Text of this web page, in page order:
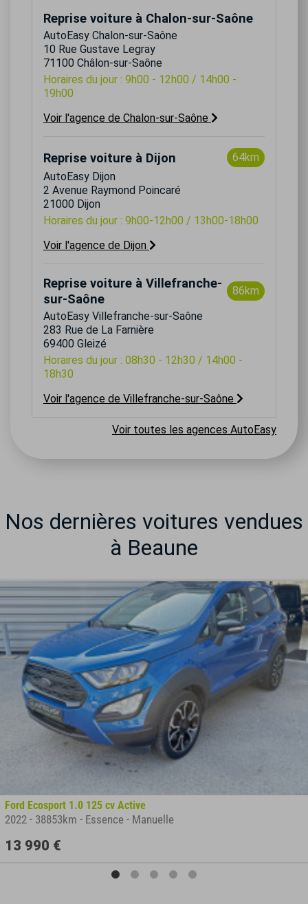
Reprise voiture à Chalon-sur-Saône
AutoEasy Chalon-sur-Saône
10 Rue Gustave Legray
71100 Châlon-sur-Saône
Horaires du jour : 9h00 - 12h00 / 14h00 -
19h00
Voir l'agence de Chalon-sur-Saône
Reprise voiture à Dijon
64km
AutoEasy Dijon
2 Avenue Raymond Poincaré
21000 Dijon
Horaires du jour : 9h00-12h00 / 13h00-18h00
Voir l'agence de Dijon
Reprise voiture à Villefranche-
sur-Saône
86km
AutoEasy Villefranche-sur-Saône
283 Rue de La Farnière
69400 Gleizé
Horaires du jour : 08h30 - 12h30 / 14h00 -
18h30
Voir l'agence de Villefranche-sur-Saône
Voir toutes les agences AutoEasy
Nos dernières voitures vendues
à Beaune
Ford Ecosport 1.0 125 cv Active
2022 - 38853km - Essence - Manuelle
13 990 €